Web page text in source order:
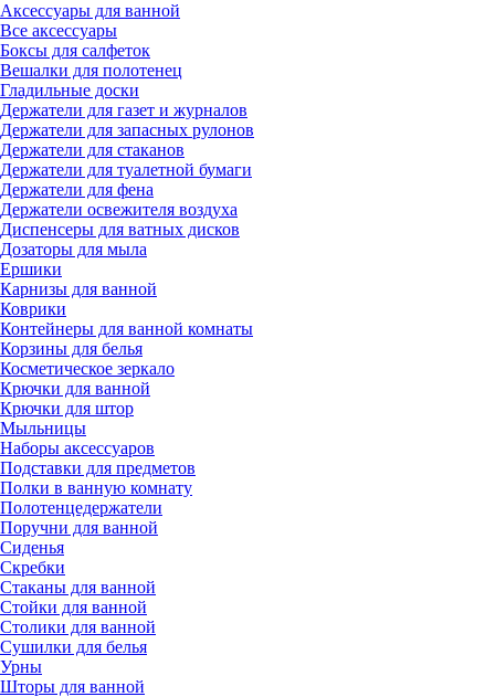
Аксессуары для ванной
Все аксессуары
Боксы для салфеток
Вешалки для полотенец
Гладильные доски
Держатели для газет и журналов
Держатели для запасных рулонов
Держатели для стаканов
Держатели для туалетной бумаги
Держатели для фена
Держатели освежителя воздуха
Диспенсеры для ватных дисков
Дозаторы для мыла
Ершики
Карнизы для ванной
Коврики
Контейнеры для ванной комнаты
Корзины для белья
Косметическое зеркало
Крючки для ванной
Крючки для штор
Мыльницы
Наборы аксессуаров
Подставки для предметов
Полки в ванную комнату
Полотенцедержатели
Поручни для ванной
Сиденья
Скребки
Стаканы для ванной
Стойки для ванной
Столики для ванной
Сушилки для белья
Урны
Шторы для ванной